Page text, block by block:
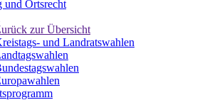
und Ortsrecht
zur Übersicht
und Landratswahlen